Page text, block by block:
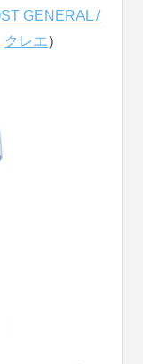
GENERAL /
クレエ）